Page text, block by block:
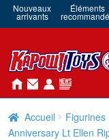
Nouveaux
arrivants
Éléments
Accueil Figurines
Anniversary Lt Ellen